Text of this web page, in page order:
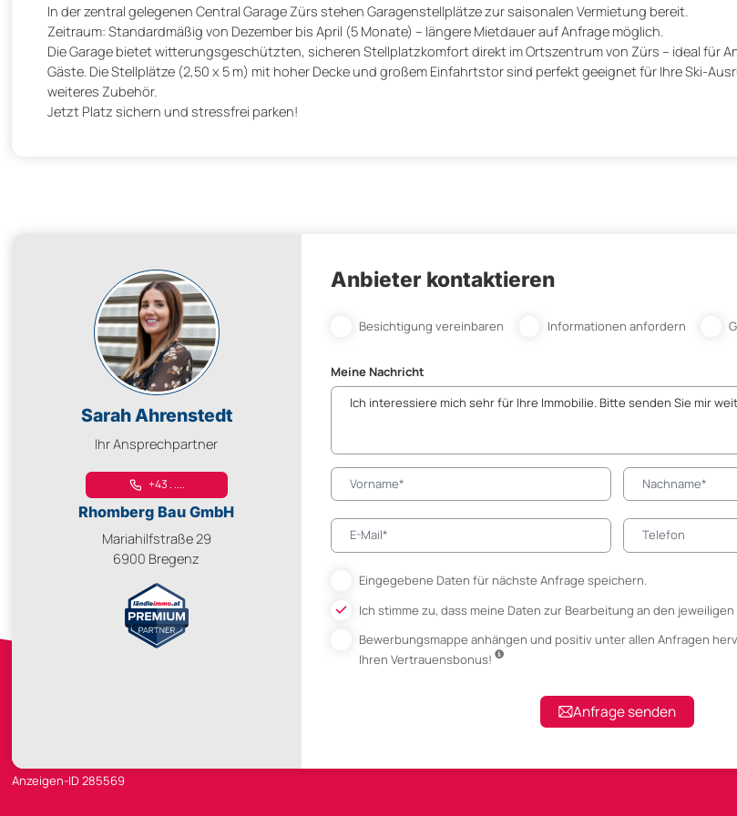
In der zentral gelegenen Central Garage Zürs stehen Garagenstellplätze zur saisonalen Vermietung bereit.
Zeitraum: Standardmäßig von Dezember bis April (5 Monate) – längere Mietdauer auf Anfrage möglich.
Die Garage bietet witterungsgeschützten, sicheren Stellplatzkomfort direkt im Ortszentrum von Zürs – ideal für
Gäste. Die Stellplätze (2,50 x 5 m) mit hoher Decke und großem Einfahrtstor sind perfekt geeignet für Ihre Ski-
weiteres Zubehör.
Jetzt Platz sichern und stressfrei parken!
Sarah Ahrenstedt
Ihr Ansprechpartner
+43 . ....
Rhomberg Bau GmbH
Mariahilfstraße 29
6900 Bregenz
Anbieter kontaktieren
Besichtigung vereinbaren Informationen anfordern
Meine Nachricht
Eingegebene Daten für nächste Anfrage speichern.
Ich stimme zu, dass meine Daten zur Bearbeitung an den
Bewerbungsmappe anhängenund positiv unter allen Anfragen
Ihren Vertrauensbonus!
Anfrage senden
Anzeigen-ID 285569